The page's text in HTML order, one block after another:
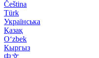
Čeština
Türk
Українська
Қазақ
Оʻzbek
Кыргыз